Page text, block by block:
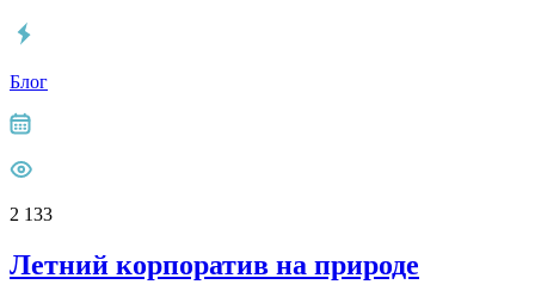
Блог
2 133
Летний корпоратив на природе